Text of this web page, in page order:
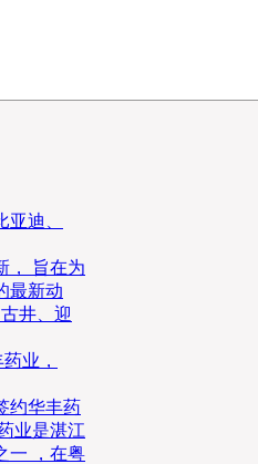
迪、
， 旨在为
最新动
井、迎
业，
约华丰药
业是湛江
一 ，在粤